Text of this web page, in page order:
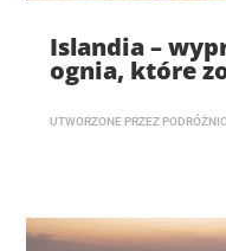
Islandia –
ognia, które
UTWORZONE PRZEZ